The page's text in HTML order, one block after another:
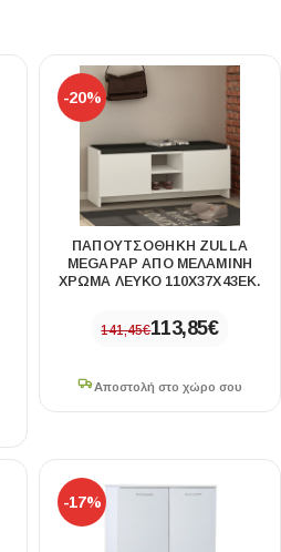
-20%
ΠΑΠΟΥΤΣΟΘΉΚΗ ZULLA
MEGAPAP ΑΠΌ ΜΕΛΑΜΊΝΗ
ΧΡΏΜΑ ΛΕΥΚΌ 110X37X43ΕΚ.
141,45€113,85€
Αποστολή στο χώρο σου
-17%